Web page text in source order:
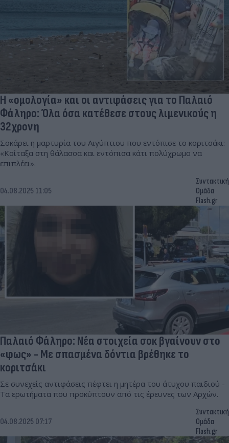
Η «ομολογία» και οι αντιφάσεις για το Παλαιό
Φάληρο: Όλα όσα κατέθεσε στους λιμενικούς η
32χρονη
Σοκάρει η μαρτυρία του Αιγύπτιου που εντόπισε το κοριτσάκι:
«Κοίταξα στη θάλασσα και εντόπισα κάτι πολύχρωμο να
επιπλέει».
04.08.2025 11:05
Συντακτική
Ομάδα
Flash.gr
Παλαιό Φάληρο: Νέα στοιχεία σοκ βγαίνουν στο
«φως» - Με σπασμένα δόντια βρέθηκε το
κοριτσάκι
Σε συνεχείς αντιφάσεις πέφτει η μητέρα του άτυχου παιδιού -
Τα ερωτήματα που προκύπτουν από τις έρευνες των Αρχών.
04.08.2025 07:17
Συντακτική
Ομάδα
Flash.gr